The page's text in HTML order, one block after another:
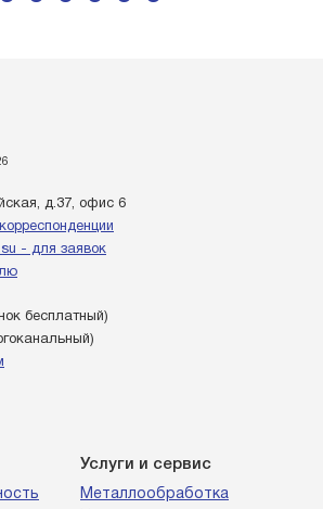
д.37, офис 6
- для заявок
бесплатный)
Услуги и сервис
Металлообработка